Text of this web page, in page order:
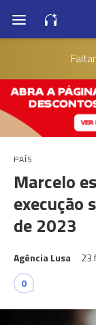
PAÍS
Marcelo
execução
de 2023
Agência Lusa 23
0